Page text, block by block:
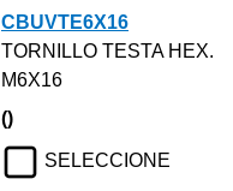
CBUVTE6X16
TORNILLO TESTA HEX.
M6X16
()
SELECCIONE